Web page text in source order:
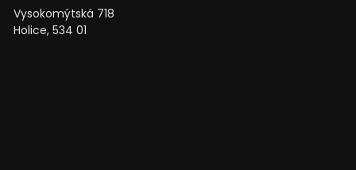
Vysokomýtská 718
Holice, 534 01